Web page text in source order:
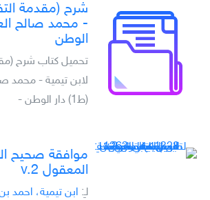
شرح (مقدمة
الوطن
تحميل كتاب شرح
لابن تيمية - محمد
(ط1) دار الوطن -
موافقة صحيح
المعقول v.2
لـِ: ابن تيمية، احمد